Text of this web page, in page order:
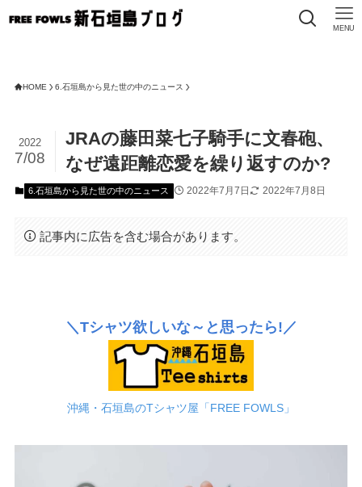
MENU
HOME 6.石垣島から見た世の中のニュース
JRAの藤田菜七子騎手に文春砲、
なぜ遠距離恋愛を繰り返すのか?
2022
7/08
6.石垣島から見た世の中のニュース 2022年7月7日 2022年7月8日
記事内に広告を含む場合があります。
＼Tシャツ欲しいな～と思ったら!／
沖縄・石垣島のTシャツ屋「FREE FOWLS」